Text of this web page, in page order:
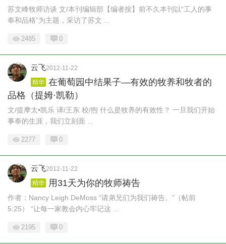
苏文峰牧师访谈 文/本刊编辑部【编者按】前不久本刊以“工人的事
奉和品格”为主题，采访了苏文 ...
2485 0
云飞2012-11-22
精华 在葡萄园中结果子—有效的牧养和牧者的
品格（提姆·凯勒）
文/提摩太•凯乐 译/王东 校/煦 什么是牧养的有效性？ 一旦我们开始
事奉的生涯，我们立刻面 ...
2277 0
云飞2012-11-22
精华
用31天为你的牧师祷告
作者：Nancy Leigh DeMoss “请弟兄们为我们祷告。”（帖前
5:25） “让每一家教会内心牢记这 ...
2195 0